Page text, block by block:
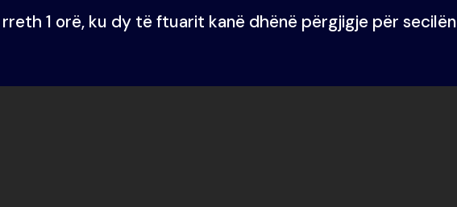
rreth 1 orë, ku dy të ftuarit kanë dhënë përgjigje për secilën